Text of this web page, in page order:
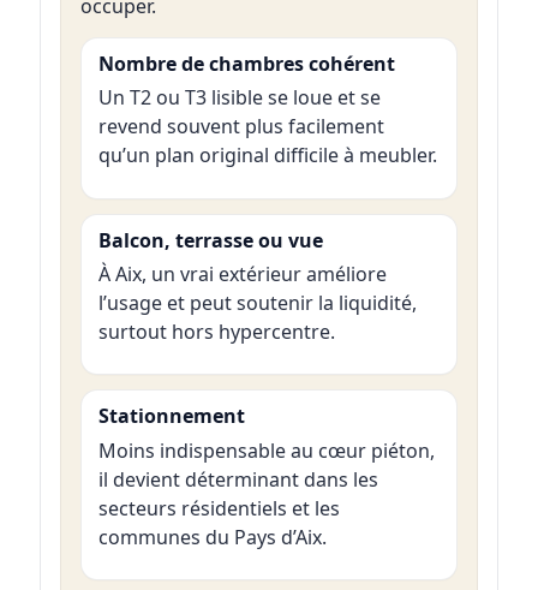
occuper.
Nombre de chambres cohérent
Un T2 ou T3 lisible se loue et se
revend souvent plus facilement
qu’un plan original difficile à meubler.
Balcon, terrasse ou vue
À Aix, un vrai extérieur améliore
l’usage et peut soutenir la liquidité,
surtout hors hypercentre.
Stationnement
Moins indispensable au cœur piéton,
il devient déterminant dans les
secteurs résidentiels et les
communes du Pays d’Aix.